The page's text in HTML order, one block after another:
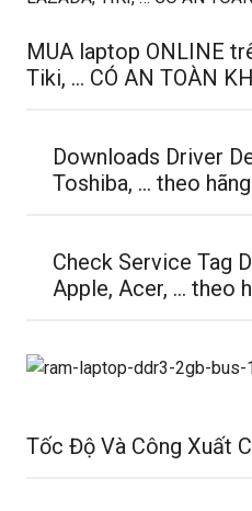
MUA laptop ONLINE
Tiki, … CÓ AN TOÀN
Downloads Driver
Toshiba, … theo
Check Service Tag
Apple, Acer, … theo
Tốc Độ Và Công Xuất